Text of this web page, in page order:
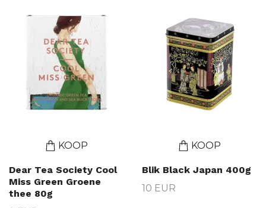
KOOP
Dear Tea Society Cool
Miss Green Groene
thee 80g
KOOP
Blik Black Japan 400g
10 EUR